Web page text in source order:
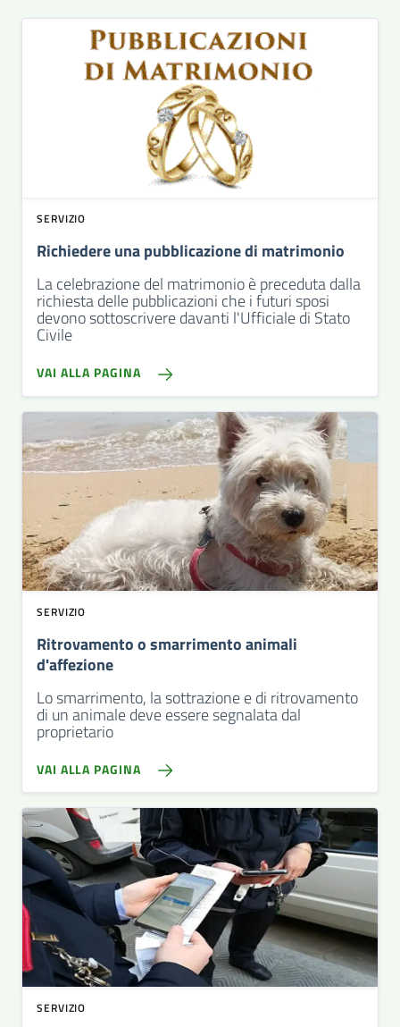
SERVIZIO
Richiedere una pubblicazione di matrimonio
La celebrazione del matrimonio è preceduta dalla
richiesta delle pubblicazioni che i futuri sposi
devono sottoscrivere davanti l'Ufficiale di Stato
Civile
VAI ALLA PAGINA
SERVIZIO
Ritrovamento o smarrimento animali
d'affezione
Lo smarrimento, la sottrazione e di ritrovamento
di un animale deve essere segnalata dal
proprietario
VAI ALLA PAGINA
SERVIZIO